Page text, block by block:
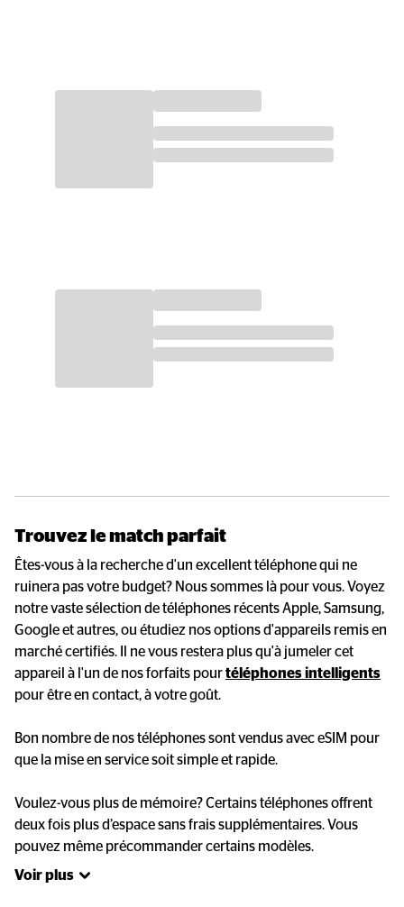
Trouvez le match parfait
Êtes-vous à la recherche d'un excellent téléphone qui ne
ruinera pas votre budget? Nous sommes là pour vous. Voyez
notre vaste sélection de téléphones récents Apple, Samsung,
Google et autres, ou étudiez nos options d'appareils remis en
marché certifiés. Il ne vous restera plus qu'à jumeler cet
appareil à l'un de nos forfaits pour téléphones intelligents
pour être en contact, à votre goût.
Bon nombre de nos téléphones sont vendus avec eSIM pour
que la mise en service soit simple et rapide.
Voulez-vous plus de mémoire? Certains téléphones offrent
deux fois plus d’espace sans frais supplémentaires. Vous
pouvez même précommander certains modèles.
Voir plus